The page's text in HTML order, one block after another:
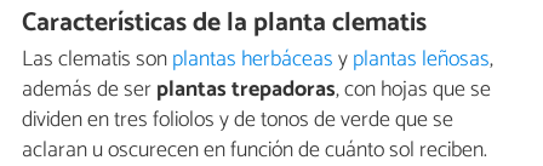
Características de la planta clematis
Las clematis sonplantas herbáceasyplantas leñosas,
además de serplantas trepadoras, con hojas que se
dividen en tres foliolos y de tonos de verde que se
aclaran u oscurecen en función de cuánto sol reciben.